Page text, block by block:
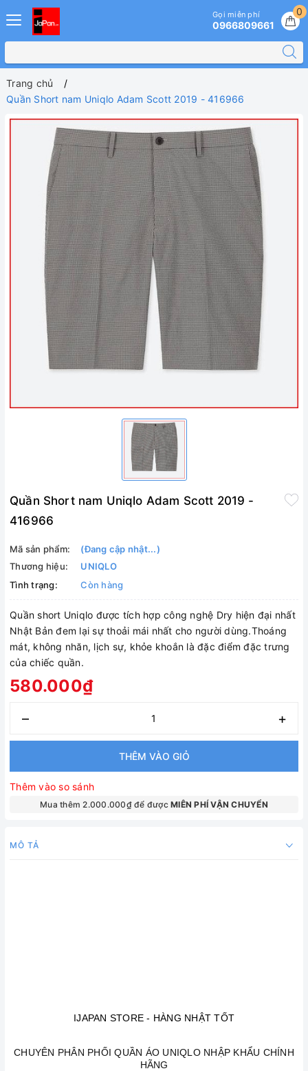
0
Gọi miễn phí
0966809661
Trang chủ
Quần Short nam Uniqlo Adam Scott 2019 - 416966
Quần Short nam Uniqlo Adam Scott 2019 -
416966
Mã sản phẩm:
(Đang cập nhật...)
Thương hiệu:
UNIQLO
Tình trạng:
Còn hàng
Quần short Uniqlo được tích hợp công nghệ Dry hiện đại nhất
Nhật Bản đem lại sự thoải mái nhất cho người dùng.Thoáng
mát, không nhăn, lịch sự, khỏe khoắn là đặc điểm đặc trưng
của chiếc quần.
580.000₫
– +
THÊM VÀO GIỎ
Thêm vào so sánh
Mua thêm 2.000.000₫ để đượcMIÊN PHÍ VẬN CHUYỂN
MÔ TẢ
IJAPAN STORE - HÀNG NHẬT TỐT
CHUYÊN PHÂN PHỐI QUẦN ÁO UNIQLO NHẬP KHẨU CHÍNH
HÃNG